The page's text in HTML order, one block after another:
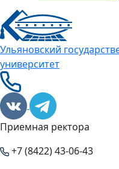
Ульяновский
университет
Приемная ректора
+7 (8422) 43-06-43